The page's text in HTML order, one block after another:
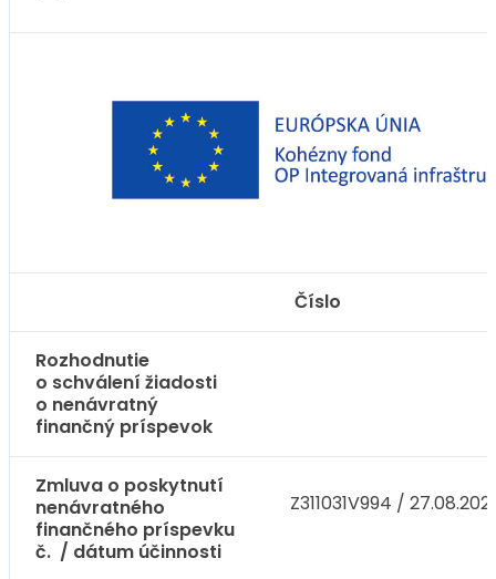
Číslo
Rozhodnutie
o schválení žiadosti
o nenávratný
finančný príspevok
Zmluva o poskytnutí
nenávratného
finančného príspevku
č. / dátum účinnosti
Z311031V994 /